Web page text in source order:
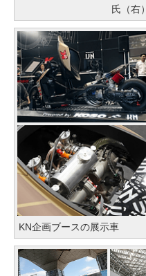
氏（右）
KN企画ブースの展示車